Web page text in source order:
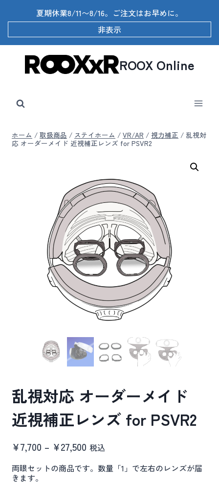
キ
夏期休業8/11〜8/16。ご注文はお早めに。
非表示
ROOX Online
ホーム / 取扱商品 / ステイホーム / VR/AR / 視力補正 / 乱視対
応 オーダーメイド 近視補正レンズ for PSVR2
乱視対応 オーダーメイド
近視補正レンズ for PSVR2
¥7,700 – ¥27,500 価
帯:
税込
両眼セットの商品です。数量「1」で左右のレンズが届
きます。